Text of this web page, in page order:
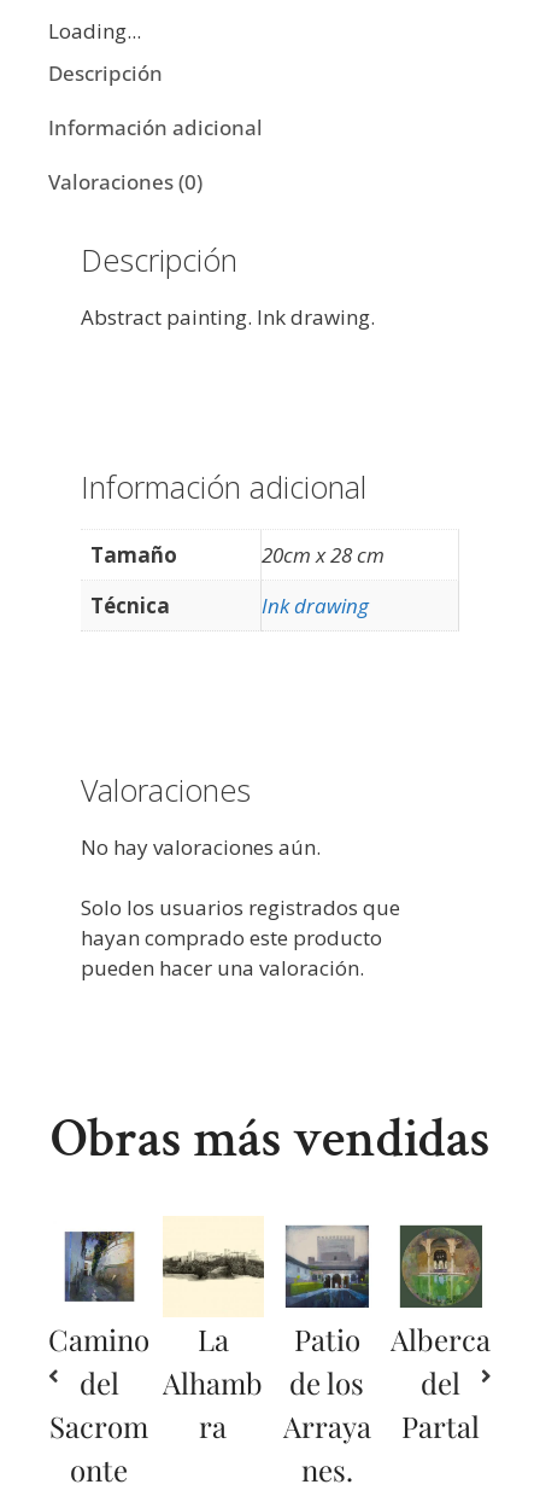
Loading...
Descripción
Información adicional
Valoraciones (0)
Descripción
Abstract painting. Ink drawing.
Información adicional
Tamaño
20cm x 28 cm
Técnica
Ink drawing
Valoraciones
No hay valoraciones aún.
Solo los usuarios registrados que
hayan comprado este producto
pueden hacer una valoración.
Obras más vendidas
Camino
del
Sacrom
onte
La
Alhamb
ra
Patio
de los
Arraya
nes.
Alberca
del
Partal